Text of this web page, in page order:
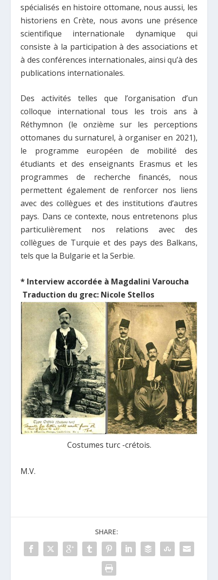
spécialisés en histoire ottomane, nous aussi, les
historiens en Crète, nous avons une présence
scientifique internationale dynamique qui
consiste à la participation à des associations et
à des conférences internationales, ainsi qu’à des
publications internationales.
Des activités telles que l’organisation d’un
colloque international tous les trois ans à
Réthymnon (le onzième sur les perceptions
ottomanes du surnaturel, à organiser en 2021),
le programme européen de mobilité des
étudiants et des enseignants Erasmus et les
programmes de recherche financés, nous
permettent également de renforcer nos liens
avec des collègues et des institutions d’autres
pays. Dans ce contexte, nous entretenons plus
particulièrement nos relations avec des
collègues de Turquie et des­­ pays des Balkans,
tels que la Bulgarie et la Serbie.
* Interview accordée à Magdalini Varoucha
Traduction du grec: Nicole Stellos
Costumes turc -crétois.
M.V.
SHARE: